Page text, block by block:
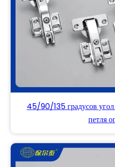
45/90/135 градусов
петля